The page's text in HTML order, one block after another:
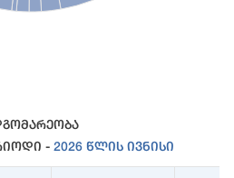
- 2026 Წლის Ივნისი